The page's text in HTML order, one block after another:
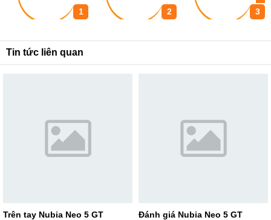
1 2 3
Tin tức liên quan
Trên tay Nubia Neo 5 GT
Đánh giá Nubia Neo 5 GT